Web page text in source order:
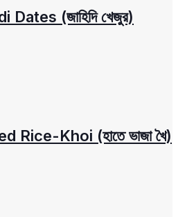
Dates (জাহিদি খেজুর)
Rice-Khoi (হাতে ভাজা খৈ)